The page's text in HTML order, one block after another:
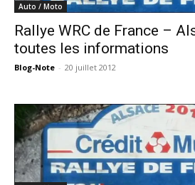
Auto / Moto
Rallye WRC de France –
toutes les informations
Blog-Note - 20 juillet 2012